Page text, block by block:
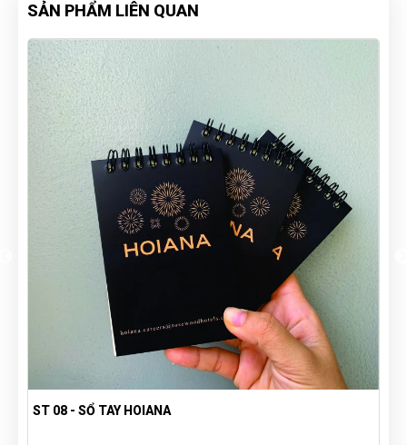
SẢN PHẨM LIÊN QUAN
ST 08 - SỔ TAY HOIANA